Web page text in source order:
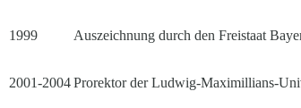
1999 Auszeichnung durch den Freistaat
2001-2004Prorektor der Ludwig-Maximillians-